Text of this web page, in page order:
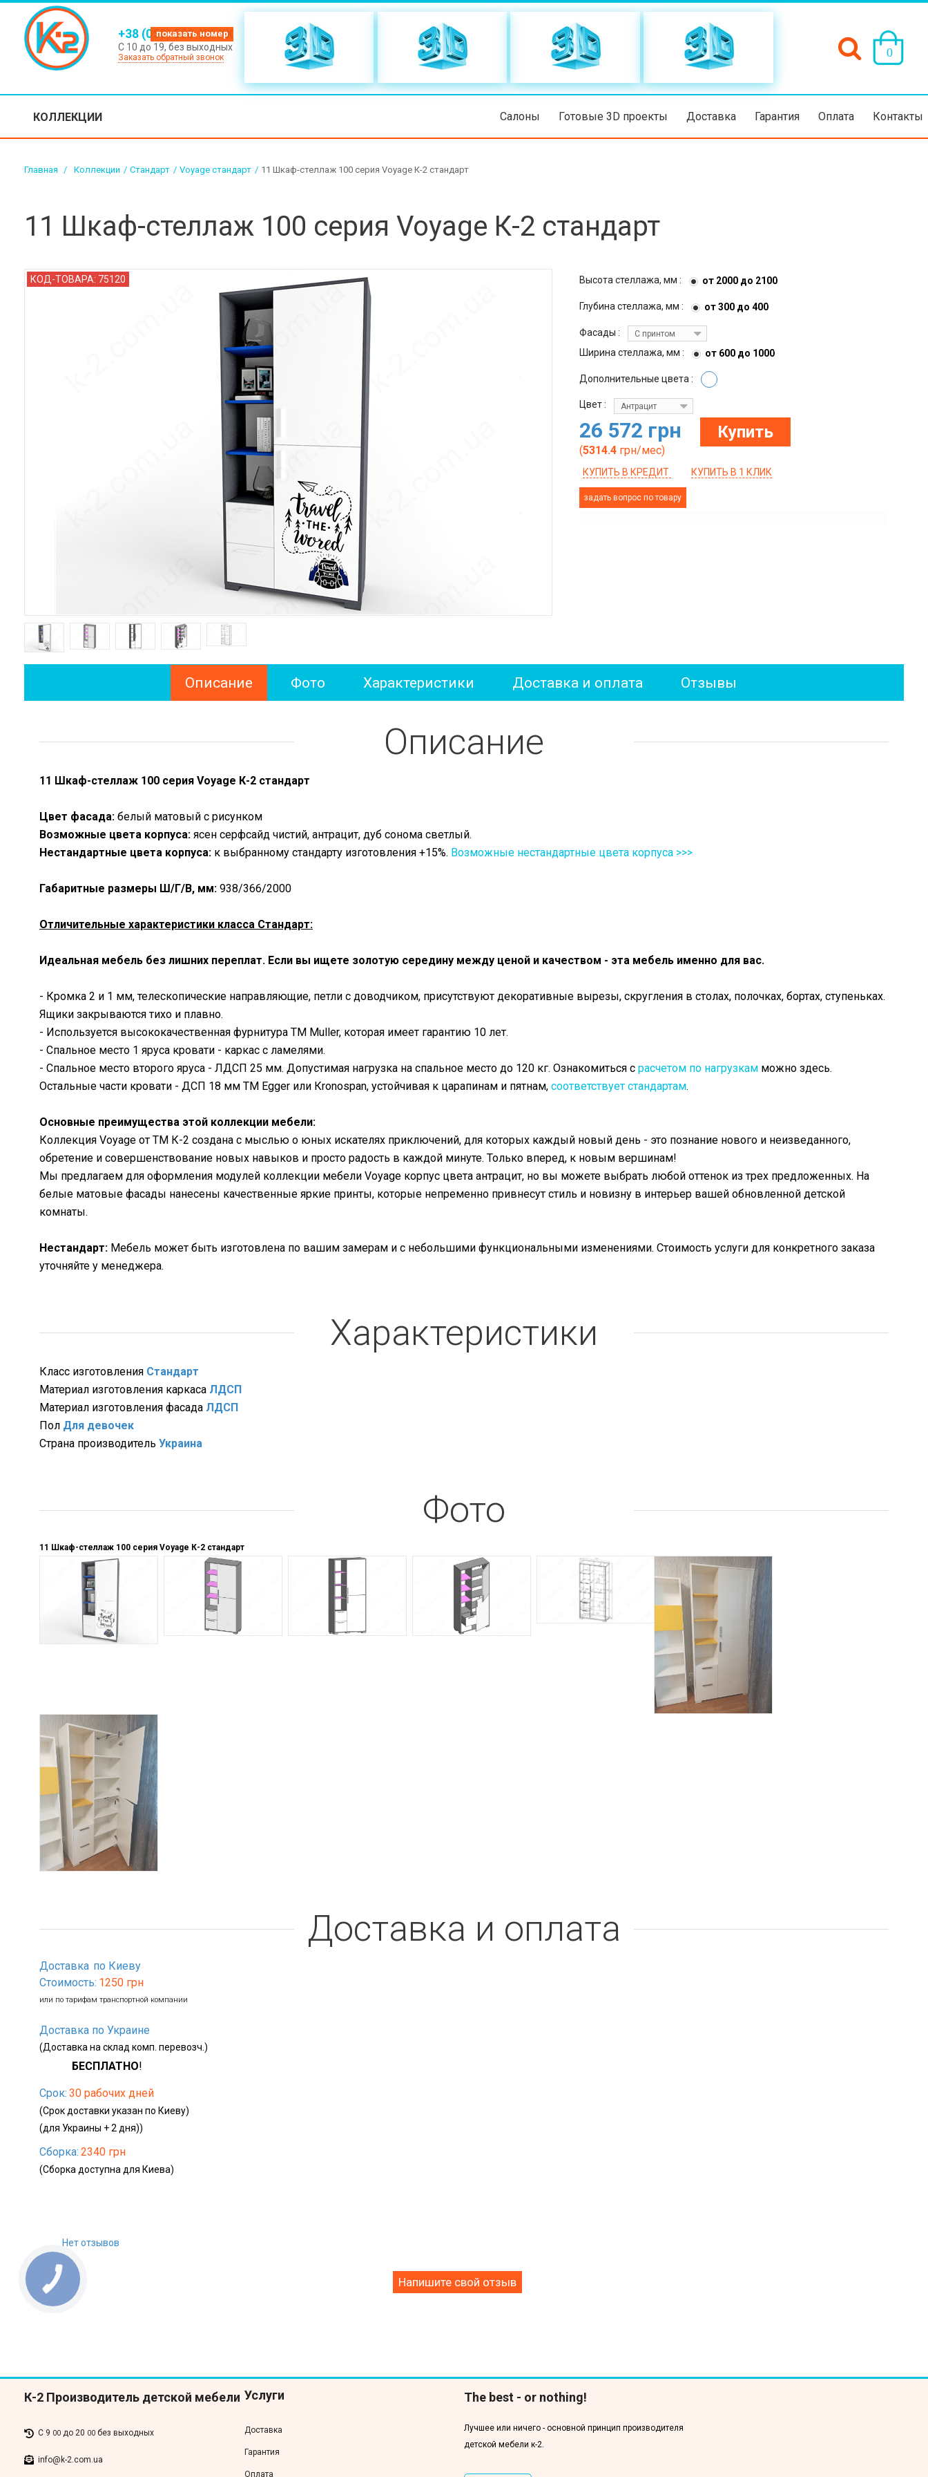
0
+38 (050) 500-XX-XX
С 10 до 19, без выходных
Заказать обратный звонок
КОЛЛЕКЦИИ Салоны Готовые 3D проекты Доставка Гарантия Оплата Контакты
Главная Коллекции / Стандарт / Voyage стандарт / 11 Шкаф-стеллаж 100 серия Voyage К-2 стандарт
11 Шкаф-стеллаж 100 серия Voyage К-2 стандарт
КОД-ТОВАРА: 75120 Высота стеллажа, мм : от 2000 до 2100
Глубина стеллажа, мм : от 300 до 400
Фасады : С принтом
Ширина стеллажа, мм : от 600 до 1000
Дополнительные цвета :
Цвет : Антрацит
26 572 грн Купить
(5314.4 грн/мес)
КУПИТЬ В КРЕДИТ КУПИТЬ В 1 КЛИК
задать вопрос по товару
Описание Фото Характеристики Доставка и оплата Отзывы
Описание
11 Шкаф-стеллаж 100 серия Voyage К-2 стандарт
Цвет фасада: белый матовый с рисунком
Возможные цвета корпуса: ясен серфсайд чистий, антрацит, дуб сонома светлый.
Нестандартные цвета корпуса: к выбранному стандарту изготовления +15%. Возможные нестандартные цвета корпуса >>>
Габаритные размеры Ш/Г/В, мм: 938/366/2000
Отличительные характеристики класса Стандарт:
Идеальная мебель без лишних переплат. Если вы ищете золотую середину между ценой и качеством - эта мебель именно для вас.
- Кромка 2 и 1 мм, телескопические направляющие, петли с доводчиком, присутствуют декоративные вырезы, скругления в столах, полочках, бортах, ступеньках.
Ящики закрываются тихо и плавно.
- Используется высококачественная фурнитура ТМ Muller, которая имеет гарантию 10 лет.
- Спальное место 1 яруса кровати - каркас с ламелями.
- Спальное место второго яруса - ЛДСП 25 мм. Допустимая нагрузка на спальное место до 120 кг. Ознакомиться с расчетом по нагрузкам можно здесь.
Остальные части кровати - ДСП 18 мм ТМ Egger или Кronospan, устойчивая к царапинам и пятнам, соответствует стандартам.
Основные преимущества этой коллекции мебели:
Коллекция Voyage от ТМ К-2 создана с мыслью о юных искателях приключений, для которых каждый новый день - это познание нового и неизведанного,
обретение и совершенствование новых навыков и просто радость в каждой минуте. Только вперед, к новым вершинам!
Мы предлагаем для оформления модулей коллекции мебели Voyage корпус цвета антрацит, но вы можете выбрать любой оттенок из трех предложенных. На
белые матовые фасады нанесены качественные яркие принты, которые непременно привнесут стиль и новизну в интерьер вашей обновленной детской
комнаты.
Нестандарт: Мебель может быть изготовлена по вашим замерам и с небольшими функциональными изменениями. Стоимость услуги для конкретного заказа
уточняйте у менеджера.
Характеристики
Класс изготовления Стандарт
Материал изготовления каркаса ЛДСП
Материал изготовления фасада ЛДСП
Пол Для девочек
Страна производитель Украина
Фото
11 Шкаф-стеллаж 100 серия Voyage К-2 стандарт
Доставка и оплата
Доставка по Киеву
Стоимость: 1250 грн
или по тарифам транспортной компании
Доставка по Украине
(Доставка на склад комп. перевозч.)
БЕСПЛАТНО!
Срок: 30 рабочих дней
(Срок доставки указан по Киеву)
(для Украины + 2 дня))
Сборка: 2340 грн
(Сборка доступна для Киева)
Нет отзывов
Напишите свой отзыв
К-2 Производитель детской мебели
С 9 00 до 20 00 без выходных
info@k-2.com.ua
Услуги
Доставка
Гарантия
Оплата
The best - or nothing!
Лучшее или ничего - основной принцип производителя
детской мебели к-2.